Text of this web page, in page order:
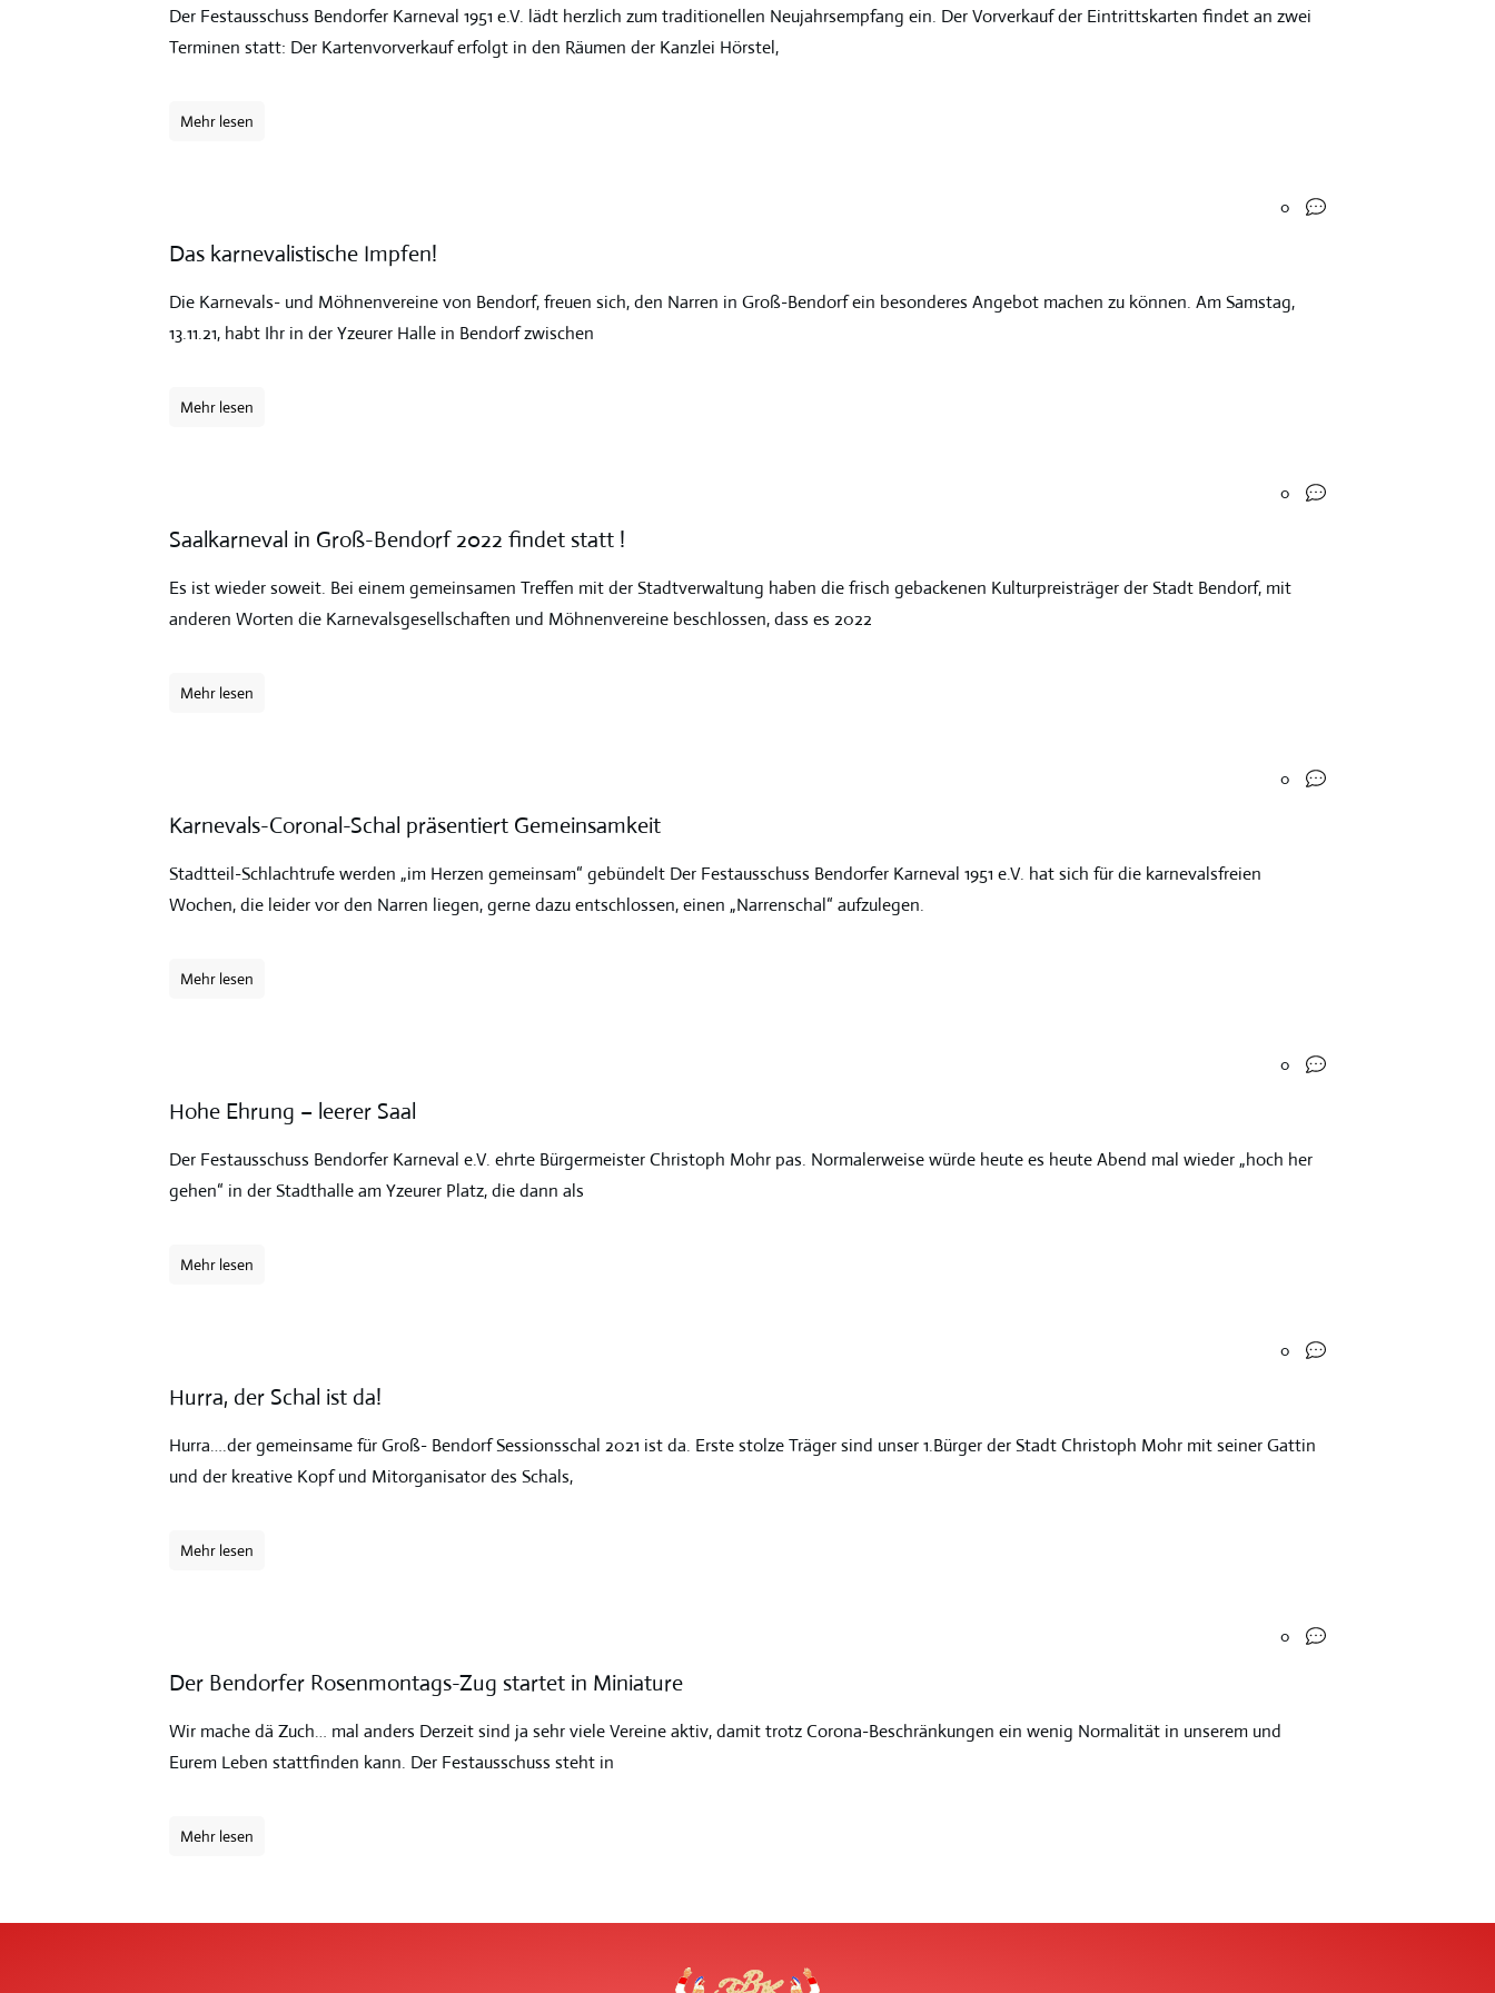
Der Festausschuss Bendorfer Karneval 1951 e.V. lädt herzlich zum traditionellen Neujahrsempfang ein. Der Vorverkauf der Eintrittskarten findet an zwei
Terminen statt: Der Kartenvorverkauf erfolgt in den Räumen der Kanzlei Hörstel,
Mehr lesen
0
Das karnevalistische Impfen!
Die Karnevals- und Möhnenvereine von Bendorf, freuen sich, den Narren in Groß-Bendorf ein besonderes Angebot machen zu können. Am Samstag,
13.11.21, habt Ihr in der Yzeurer Halle in Bendorf zwischen
Mehr lesen
0
Saalkarneval in Groß-Bendorf 2022 findet statt !
Es ist wieder soweit. Bei einem gemeinsamen Treffen mit der Stadtverwaltung haben die frisch gebackenen Kulturpreisträger der Stadt Bendorf, mit
anderen Worten die Karnevalsgesellschaften und Möhnenvereine beschlossen, dass es 2022
Mehr lesen
0
Karnevals-Coronal-Schal präsentiert Gemeinsamkeit
Stadtteil-Schlachtrufe werden „im Herzen gemeinsam“ gebündelt Der Festausschuss Bendorfer Karneval 1951 e.V. hat sich für die karnevalsfreien
Wochen, die leider vor den Narren liegen, gerne dazu entschlossen, einen „Narrenschal“ aufzulegen.
Mehr lesen
0
Hohe Ehrung – leerer Saal
Der Festausschuss Bendorfer Karneval e.V. ehrte Bürgermeister Christoph Mohr pas. Normalerweise würde heute es heute Abend mal wieder „hoch her
gehen“ in der Stadthalle am Yzeurer Platz, die dann als
Mehr lesen
0
Hurra, der Schal ist da!
Hurra….der gemeinsame für Groß- Bendorf Sessionsschal 2021 ist da. Erste stolze Träger sind unser 1.Bürger der Stadt Christoph Mohr mit seiner Gattin
und der kreative Kopf und Mitorganisator des Schals,
Mehr lesen
0
Der Bendorfer Rosenmontags-Zug startet in Miniature
Wir mache dä Zuch… mal anders Derzeit sind ja sehr viele Vereine aktiv, damit trotz Corona-Beschränkungen ein wenig Normalität in unserem und
Eurem Leben stattfinden kann. Der Festausschuss steht in
Mehr lesen